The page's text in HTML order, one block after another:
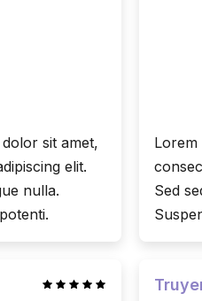
sit amet,
elit.
nulla.
Lorem
Sed